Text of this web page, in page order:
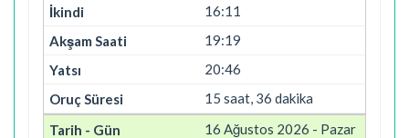
16:11
19:19
20:46
15 saat, 36 dakika
16 Ağustos 2026 - Pazar